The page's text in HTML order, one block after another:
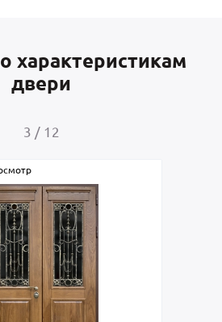
характеристикам
двери
4 / 12